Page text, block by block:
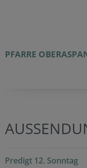
PFARRE
Predigt 12. Sonntag